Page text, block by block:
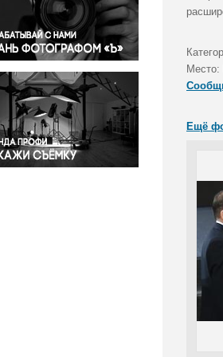
Правосудие
Происшествия и конфликты
Религия
Светская жизнь
Спорт
Экология
Экономика и бизнес
Место:
Ещё